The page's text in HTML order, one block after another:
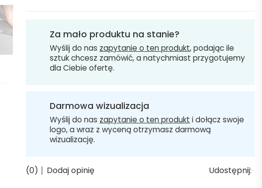
Za mało produktu na stanie?
Wyślij do nas zapytanie o ten produkt, podając ile
sztuk chcesz zamówić, a natychmiast przygotujemy
dla Ciebie ofertę.
Darmowa wizualizacja
Wyślij do nas zapytanie o ten produkt i dołącz swoje
logo, a wraz z wyceną otrzymasz darmową
wizualizację.
(0) Dodaj opinię Udostępnij: